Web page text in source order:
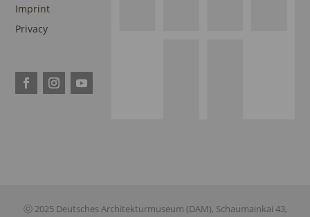
Imprint
Privacy
ⓒ 2025 Deutsches Architekturmuseum (DAM), Schaumainkai 43,